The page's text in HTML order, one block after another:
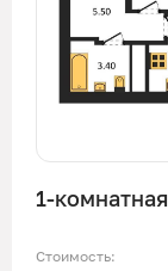
1-комнатная
Стоимость: